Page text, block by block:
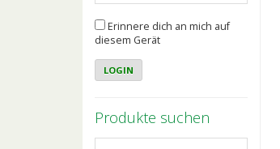
Erinnere dich an mich auf
diesem Gerät
Produkte suchen